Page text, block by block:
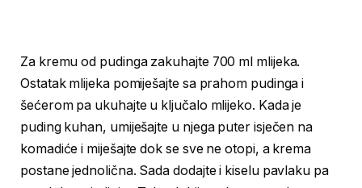
Za kremu od pudinga zakuhajte 700 ml mlijeka.
Ostatak mlijeka pomiješajte sa prahom pudinga i
šećerom pa ukuhajte u ključalo mlijeko. Kada je
puding kuhan, umiješajte u njega puter isječen na
komadiće i miješajte dok se sve ne otopi, a krema
postane jednolična. Sada dodajte i kiselu pavlaku pa